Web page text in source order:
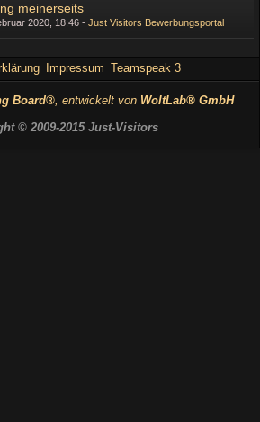
meinerseits
2020, 18:46 Just Visitors Bewerbungsportal
Impressum Teamspeak 3
Board®, entwickelt von WoltLab® GmbH
© 2009-2015 Just-Visitors